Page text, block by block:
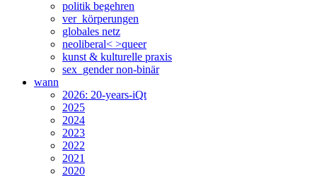
politik begehren
ver_körperungen
globales netz
neoliberal< >queer
kunst & kulturelle praxis
sex_gender non-binär
wann
2026: 20-years-iQt
2025
2024
2023
2022
2021
2020